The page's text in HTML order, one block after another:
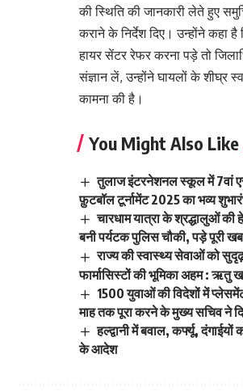
की स्थिति की जानकारी लेते हुए
कराने के निर्देश दिए। उन्होंने कहा है
हायर सेंटर रेफर करना पड़े तो
संज्ञान लें, उन्होंने घायलों के शीघ्र
कामना की है।
You Might Also Like
तुलाज इंटरनेशनल स्कूल में 7वां
फ़ुटबॉल टूर्नामेंट 2025 का भव्य
चारधाम यात्रा के श्रद्धालुओं की
बनी पर्यटक पुलिस चौकी, पड़े पूरी
राज्य की स्वास्थ्य सेवाओं को
फार्मासिस्टों की भूमिका अहम : ऋतु
1500 युवाओं की विदेशों में
माह तक पूरा करने के मुख्य सचिव ने
हल्द्वानी में बवाल, कर्फ्यू, दंगाईयों
के आदेश